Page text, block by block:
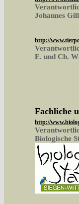
Johannes
http://
E. und Ch.
Fachliche
http://
Biologische